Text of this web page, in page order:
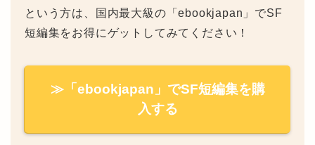
という方は、国内最大級の「ebookjapan」でSF
短編集をお得にゲットしてみてください！
≫「ebookjapan」でSF短編集を購
入する